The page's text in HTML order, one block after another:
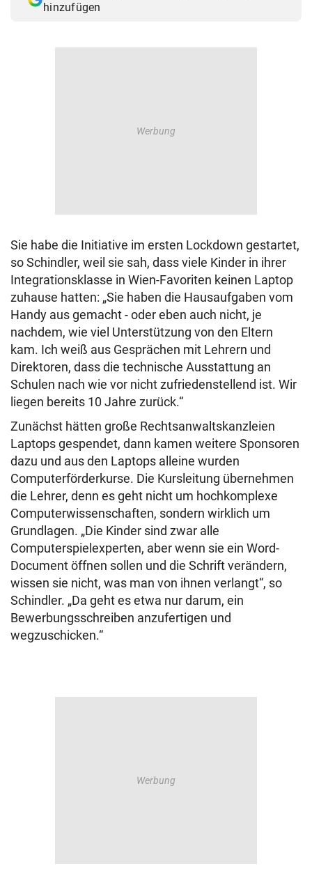
hinzufügen
Sie habe die Initiative im ersten Lockdown gestartet,
so Schindler, weil sie sah, dass viele Kinder in ihrer
Integrationsklasse in Wien-Favoriten keinen Laptop
zuhause hatten: „Sie haben die Hausaufgaben vom
Handy aus gemacht - oder eben auch nicht, je
nachdem, wie viel Unterstützung von den Eltern
kam. Ich weiß aus Gesprächen mit Lehrern und
Direktoren, dass die technische Ausstattung an
Schulen nach wie vor nicht zufriedenstellend ist. Wir
liegen bereits 10 Jahre zurück.“
Zunächst hätten große Rechtsanwaltskanzleien
Laptops gespendet, dann kamen weitere Sponsoren
dazu und aus den Laptops alleine wurden
Computerförderkurse. Die Kursleitung übernehmen
die Lehrer, denn es geht nicht um hochkomplexe
Computerwissenschaften, sondern wirklich um
Grundlagen. „Die Kinder sind zwar alle
Computerspielexperten, aber wenn sie ein Word-
Document öffnen sollen und die Schrift verändern,
wissen sie nicht, was man von ihnen verlangt“, so
Schindler. „Da geht es etwa nur darum, ein
Bewerbungsschreiben anzufertigen und
wegzuschicken.“